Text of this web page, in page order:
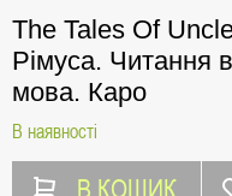
The Tales Of
Рімуса. Читання в
мова. Каро
В наявності
В КОШИК